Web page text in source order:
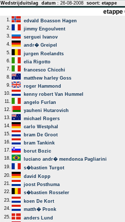
Wedstrijduitslag datum : 26-08-2008 soort: etappe
etappe
1.
edvald Boasson Hagen
2.
jimmy Engoulvent
3.
serguei Ivanov
4.
andr� Greipel
5.
jurgen Roelandts
6.
elia Rigotto
7.
francesco Chicchi
8.
matthew harley Goss
9.
roger Hammond
10.
kenny robert Van Hummel
11.
angelo Furlan
12.
yauheni Hutarovich
13.
michael Rogers
14.
carlo Westphal
15.
bram De Groot
16.
bram Tankink
17.
borut Bozic
18.
luciano andr� mendonca Pagliarini
19.
s�bastien Turgot
20.
david Kopp
21.
joost Posthuma
22.
s�bastien Rosseler
23.
koen De Kort
24.
matth� Pronk
25.
anders Lund